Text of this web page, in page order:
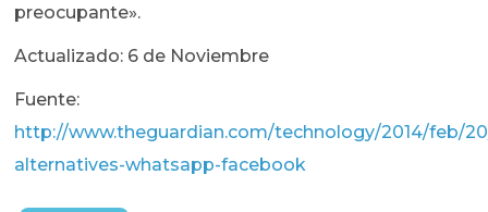
preocupante».
Actualizado: 6 de Noviembre
Fuente:
http://www.theguardian.com/technology/2014/feb/
alternatives-whatsapp-facebook